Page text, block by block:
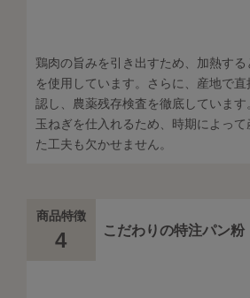
鶏肉の旨みを引き出すため、加熱す
を使用しています。さらに、産地で
認し、農薬残存検査を徹底していま
玉ねぎを仕入れるため、時期によっ
た工夫も欠かせません。
商品特徴
4 こだわりの特注パン粉